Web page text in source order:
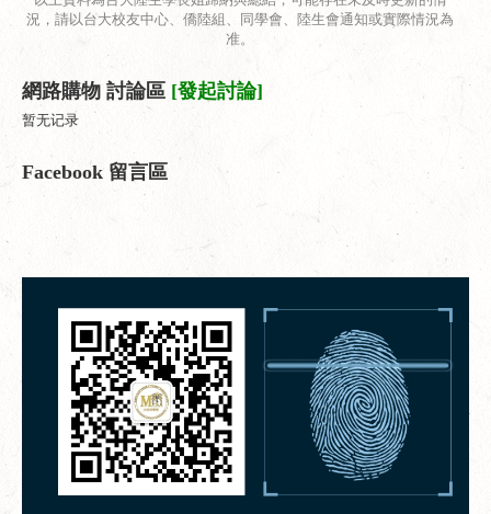
況，請以台大校友中心、僑陸組、同學會、陸生會通知或實際情況為
准。
網路購物 討論區 [發起討論]
暂无记录
Facebook 留言區